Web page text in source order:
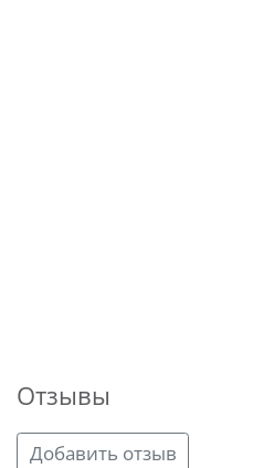
Отзывы
Добавить отзыв